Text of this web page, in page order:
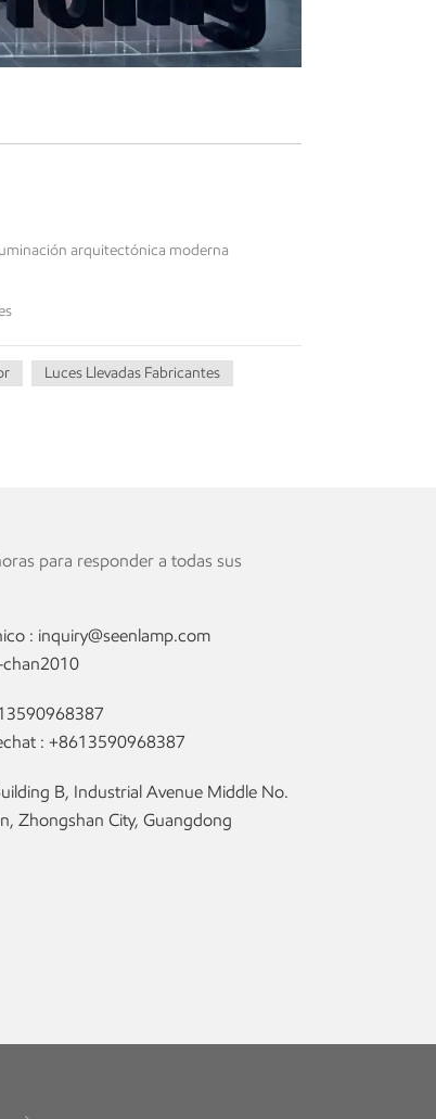
arquitectónica moderna
Luces Llevadas Fabricantes
para responder a todas sus
: inquiry@seenlamp.com
:+8613590968387
B, Industrial Avenue Middle No.
Zhongshan City, Guangdong